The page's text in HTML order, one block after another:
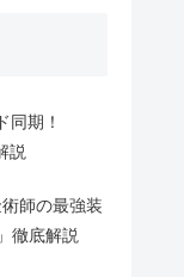
同期！
説
師の最強装
徹底解説